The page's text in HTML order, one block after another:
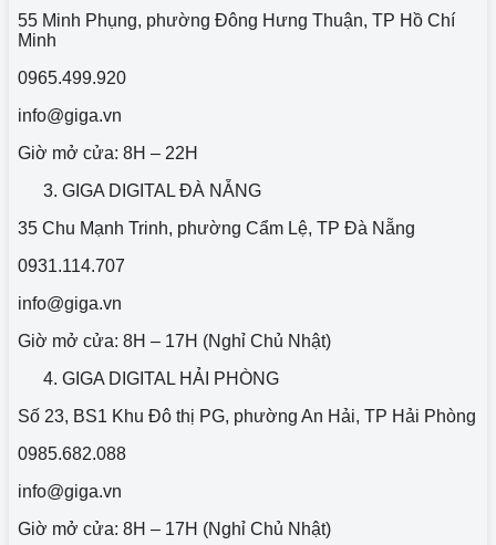
55 Minh Phụng, phường Đông Hưng Thuận, TP Hồ Chí
Minh
0965.499.920
info@giga.vn
Giờ mở cửa: 8H – 22H
GIGA DIGITAL ĐÀ NẴNG
35 Chu Mạnh Trinh, phường Cẩm Lệ, TP Đà Nẵng
0931.114.707
info@giga.vn
Giờ mở cửa: 8H – 17H (Nghỉ Chủ Nhật)
GIGA DIGITAL HẢI PHÒNG
Số 23, BS1 Khu Đô thị PG, phường An Hải, TP Hải Phòng
0985.682.088
info@giga.vn
Giờ mở cửa: 8H – 17H (Nghỉ Chủ Nhật)